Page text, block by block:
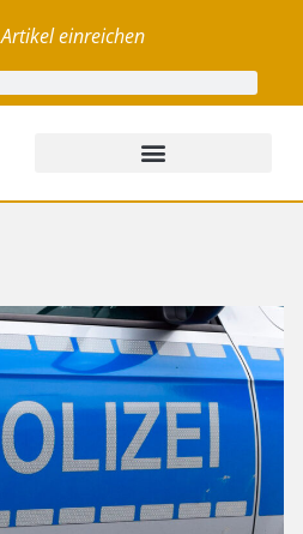
Artikel einreichen